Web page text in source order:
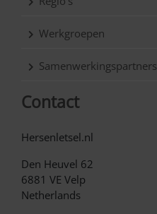
Werkgroepen
Samenwerkingspartners
Contact
Hersenletsel.nl
Den Heuvel 62
6881 VE Velp
Netherlands